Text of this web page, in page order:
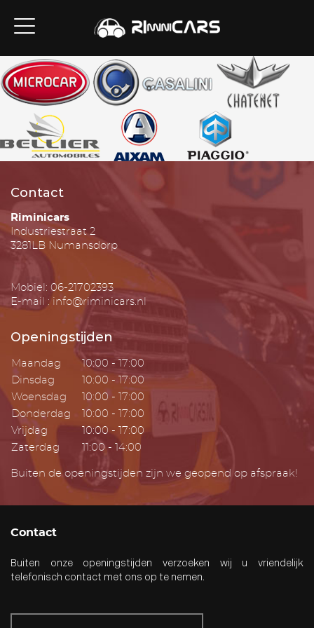
Contact
Riminicars
Industriestraat 2
3281LB Numansdorp
Mobiel: 06-21702393
E-mail : info@riminicars.nl
Openingstijden
Maandag
10:00 - 17:00
Dinsdag
10:00 - 17:00
Woensdag
10:00 - 17:00
Donderdag
10:00 - 17:00
Vrijdag
10:00 - 17:00
Zaterdag
11:00 - 14:00
Buiten de openingstijden zijn we geopend op afspraak!
Contact
Buiten onze openingstijden verzoeken wij u vriendelijk
telefonisch contact met ons op te nemen.